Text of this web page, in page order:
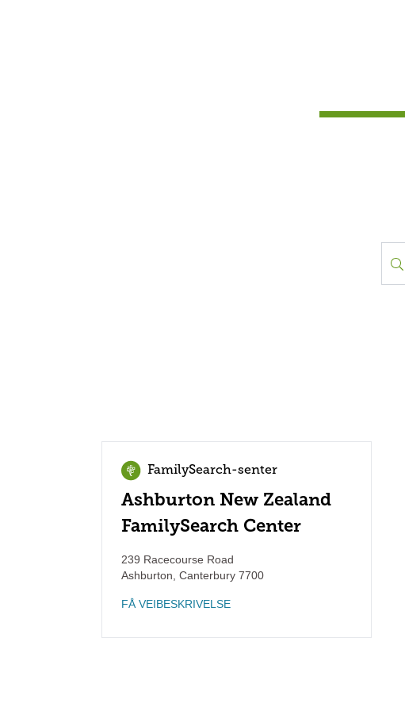
FamilySearch-senter
Ashburton New Zealand
FamilySearch Center
239 Racecourse Road
Ashburton Canterbury 7700
FÅ VEIBESKRIVELSE